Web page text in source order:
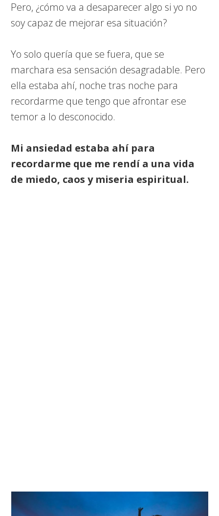
Pero, ¿cómo va a desaparecer algo si yo no
soy capaz de mejorar esa situación?
Yo solo quería que se fuera, que se
marchara esa sensación desagradable. Pero
ella estaba ahí, noche tras noche para
recordarme que tengo que afrontar ese
temor a lo desconocido.
Mi ansiedad estaba ahí para
recordarme que me rendí a una vida
de miedo, caos y miseria espiritual.